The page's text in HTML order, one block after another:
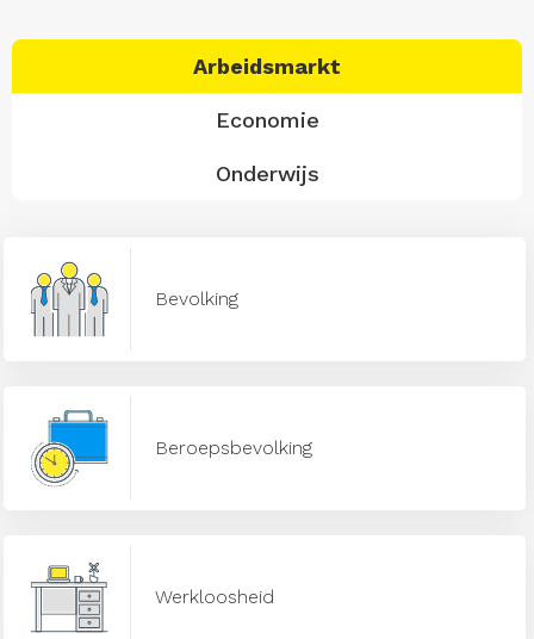
Arbeidsmarkt
Economie
Onderwijs
Bevolking
Beroepsbevolking
Werkloosheid